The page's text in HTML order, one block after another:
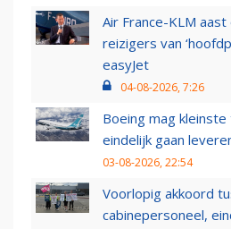
Air France-KLM
reizigers van
easyJet
04-08-2026, 7:26
Boeing mag
eindelijk gaan
03-08-2026, 22:54
Voorlopig akkoord
cabinepersoneel,